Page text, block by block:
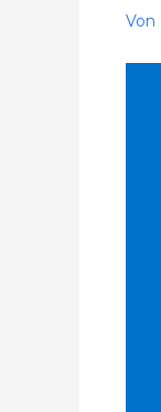
Von